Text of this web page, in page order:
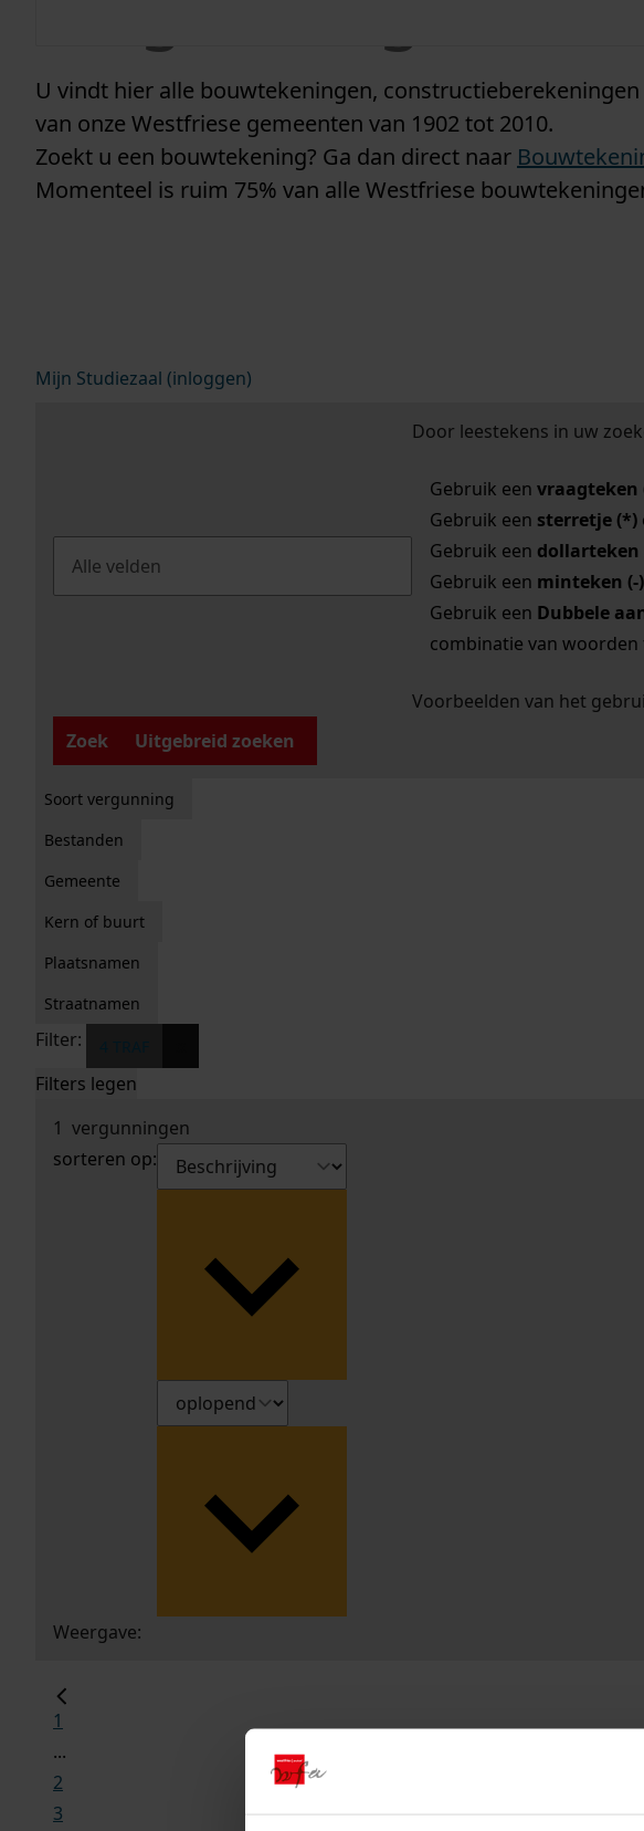
U vindt hier alle bouwtekeningen,
van onze Westfriese gemeenten van 1902 tot 2010.
Zoekt u een bouwtekening? Ga dan direct naar
Momenteel is ruim 75% van alle Westfriese
Mijn Studiezaal (inloggen)
Door leestekens in uw
Gebruik een vraagteken
Gebruik een sterretje (*)
Gebruik een dollarteken
Gebruik een minteken (-)
Gebruik een Dubbele
combinatie van woorden
Voorbeelden van het
Zoek
Uitgebreid zoeken
Soort vergunning
Bestanden
Gemeente
Kern of buurt
Plaatsnamen
Straatnamen
Filter:
Filters legen
1 vergunningen
sorteren op:
Weergave:
1
...
2
3